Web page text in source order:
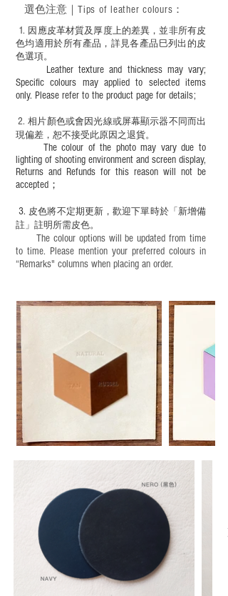
適合六歲以下兒童使用；六至十二歲兒童
必須由成年人陪同下使用並應小心處理。
1. ​ 因應皮革材質及厚度上的差異，並非所有皮
色均適用於所有產品，詳見各產品巳列出的皮
色選項。
Leather texture and thickness may vary;
Specific colours may applied to selected items
only. Please refer to the product page for details;
​2.相片顏色或會因光線或屏幕顯示器不同而出
現偏差，恕不接受此原因之退貨。
The colour of the photo may vary due to
lighting of shooting environment and screen display,
Returns and Refunds for this reason will not be
accepted；
3. 皮色將不定期更新，歡迎下單時於「新增備
註」註明 所需皮色。
The colour options will be updated from time
to time. Please mention your preferred colours in
“Remarks" columns when placing an order.
選色注意｜ Tips of leather colours ：